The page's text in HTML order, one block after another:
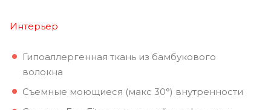
Интерьер
Гипоаллергенная ткань из бамбукового
волокна
Съемные моющиеся (макс 30°) внутренности